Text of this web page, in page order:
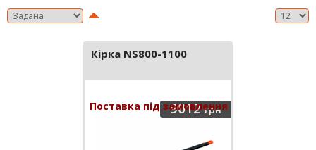
Кірка NS800-1100
9012грн
Поставка під замовлення